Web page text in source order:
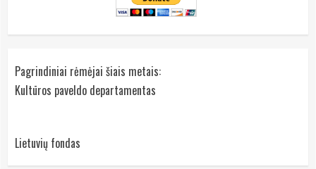
Pagrindiniai rėmėjai šiais metais:
Kultūros paveldo departamentas
Lietuvių fondas